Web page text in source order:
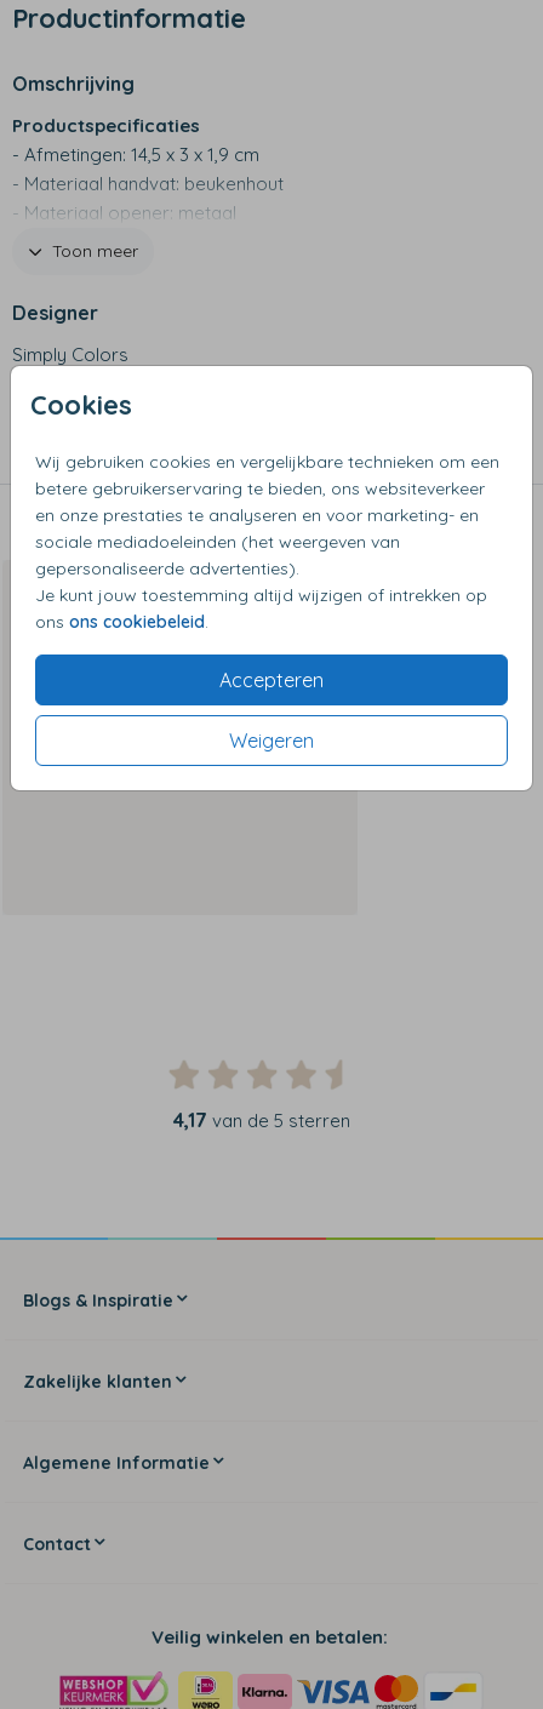
Cookies
Wij gebruiken cookies en vergelijkbare technieken om een
betere gebruikerservaring te bieden, ons websiteverkeer
en onze prestaties te analyseren en voor marketing- en
sociale mediadoeleinden (het weergeven van
gepersonaliseerde advertenties).
Je kunt jouw toestemming altijd wijzigen of intrekken op
ons ons cookiebeleid.
Accepteren
Weigeren
Productinformatie
Omschrijving
Productspecificaties
- Afmetingen: 14,5 x 3 x 1,9 cm
- Materiaal handvat: beukenhout
- Materiaal opener: metaal
- Design wordt in het handvat gegraveerd
Toon meer
Designer
Simply Colors
Collectie
Dit vind je misschien ook leuk
4,17 van de 5 sterren
Blogs & Inspiratie
Zakelijke klanten
Algemene Informatie
Contact
Veilig winkelen en betalen: